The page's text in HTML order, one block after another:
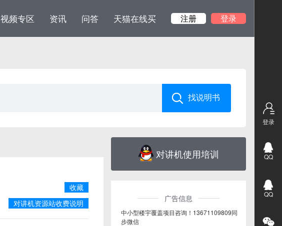
视频专区 资讯 问答 天猫在线买 注册 登录
收藏
对讲机资源站收费说明
对讲机使用培训
广告信息
中小型楼宇覆盖项目咨询！13671109809同
步微信
登录
QQ
QQ